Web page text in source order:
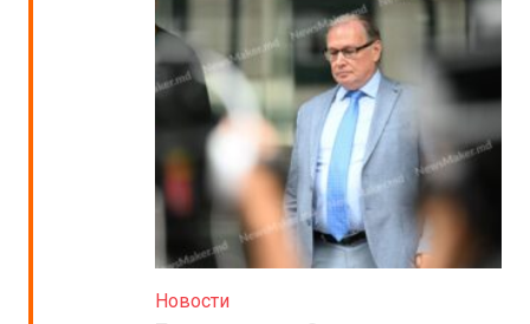
Новости